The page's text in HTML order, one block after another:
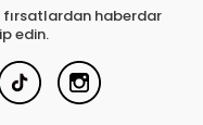
haberdar
edin.